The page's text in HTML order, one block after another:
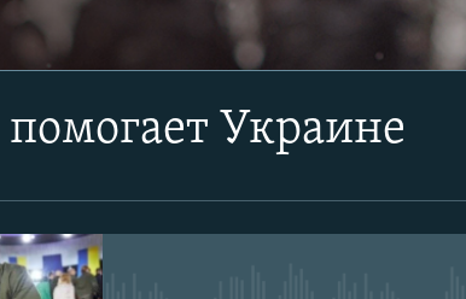
Apple Podcasts
CastBox
Украине